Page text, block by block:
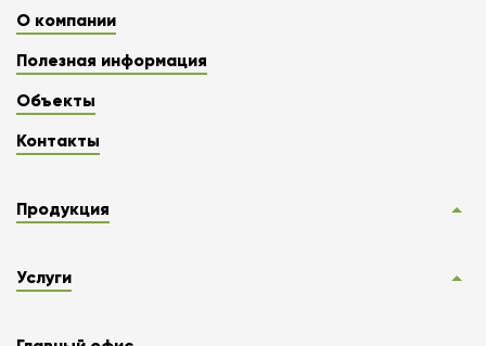
О компании
Полезная информация
Объекты
Контакты
Продукция
Услуги